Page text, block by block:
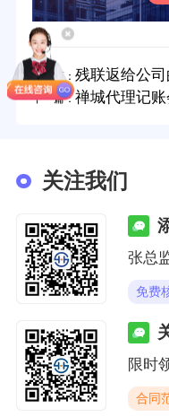
上一篇： 残联返给公
下一篇：禅城代理记
关注我们
张总
免费
限时
合同